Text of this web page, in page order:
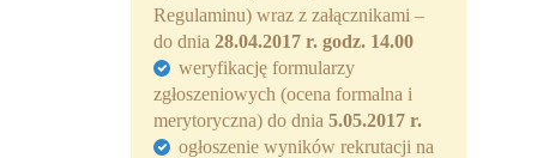
Rekrutacja Widzew
MALUCH PLUS
Zapytania ofertowe
Regulaminu) wraz z załącznikami –
do dnia 28.04.2017 r. godz. 14.00
weryfikację formularzy
zgłoszeniowych (ocena formalna i
merytoryczna) do dnia 5.05.2017 r.
ogłoszenie wyników rekrutacji na